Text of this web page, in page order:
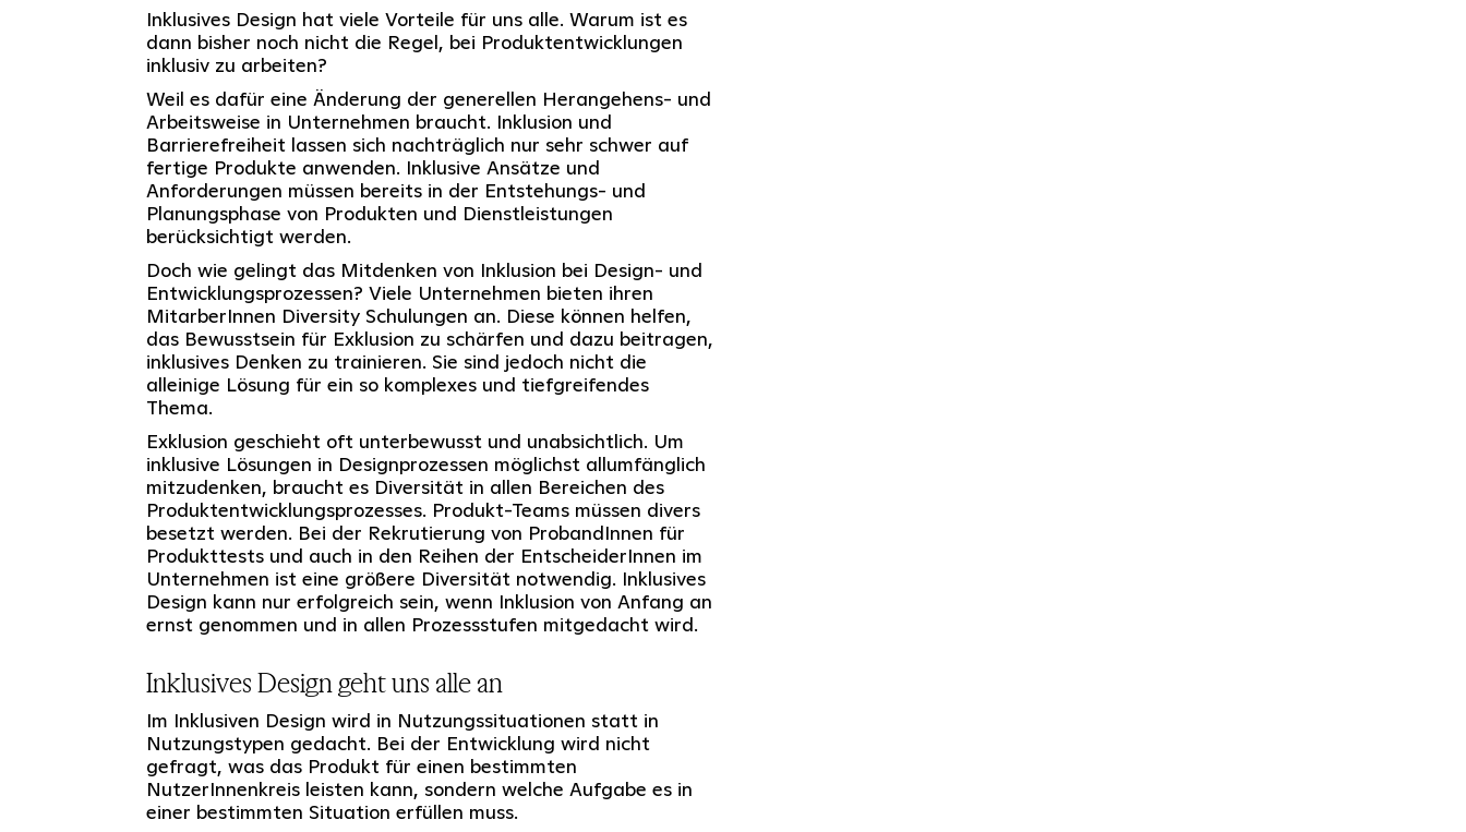
Inklusives Design hat viele Vorteile für uns alle. Warum ist es
dann bisher noch nicht die Regel, bei Produktentwicklungen
inklusiv zu arbeiten?
Weil es dafür eine Änderung der generellen Herangehens- und
Arbeitsweise in Unternehmen braucht. Inklusion und
Barrierefreiheit lassen sich nachträglich nur sehr schwer auf
fertige Produkte anwenden. Inklusive Ansätze und
Anforderungen müssen bereits in der Entstehungs- und
Planungsphase von Produkten und Dienstleistungen
berücksichtigt werden.
Doch wie gelingt das Mitdenken von Inklusion bei Design- und
Entwicklungsprozessen? Viele Unternehmen bieten ihren
MitarberInnen Diversity Schulungen an. Diese können helfen,
das Bewusstsein für Exklusion zu schärfen und dazu beitragen,
inklusives Denken zu trainieren. Sie sind jedoch nicht die
alleinige Lösung für ein so komplexes und tiefgreifendes
Thema.
Exklusion geschieht oft unterbewusst und unabsichtlich. Um
inklusive Lösungen in Designprozessen möglichst allumfänglich
mitzudenken, braucht es Diversität in allen Bereichen des
Produktentwicklungsprozesses. Produkt-Teams müssen divers
besetzt werden. Bei der Rekrutierung von ProbandInnen für
Produkttests und auch in den Reihen der EntscheiderInnen im
Unternehmen ist eine größere Diversität notwendig. Inklusives
Design kann nur erfolgreich sein, wenn Inklusion von Anfang an
ernst genommen und in allen Prozessstufen mitgedacht wird.
Inklusives Design geht uns alle an
Im Inklusiven Design wird in Nutzungssituationen statt in
Nutzungstypen gedacht. Bei der Entwicklung wird nicht
gefragt, was das Produkt für einen bestimmten
NutzerInnenkreis leisten kann, sondern welche Aufgabe es in
einer bestimmten Situation erfüllen muss.